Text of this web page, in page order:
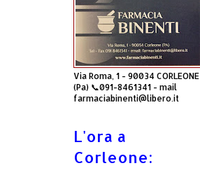
Via Roma, 1 - 90034 CORLEONE
(Pa) 📞091-8461341 - mail
farmaciabinenti@libero.it
L'ora a
Corleone: